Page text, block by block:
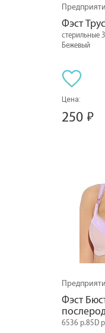
Фэст
стерильные
Бежевый
Цена:
250
Фэст
6536 р.85D